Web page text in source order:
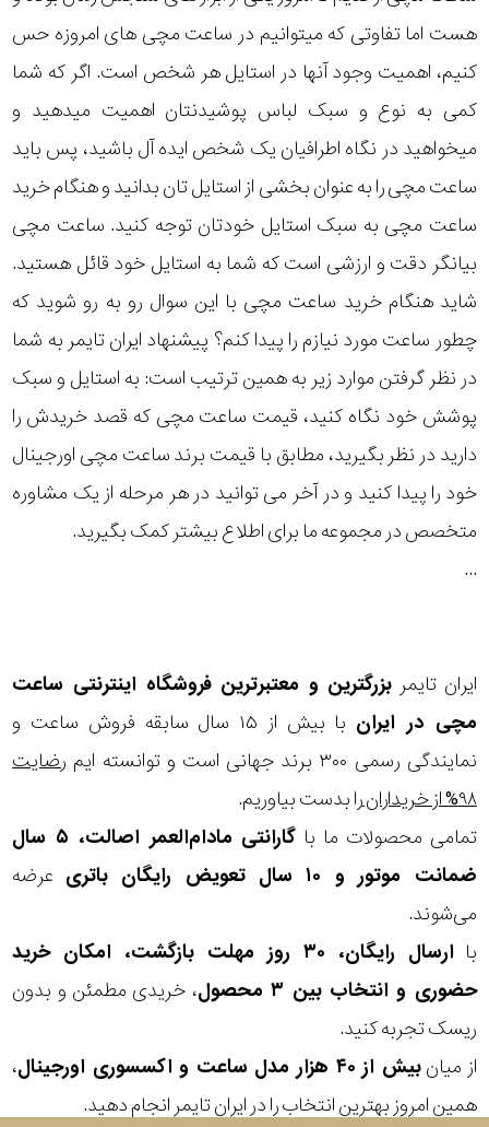
هست اما تفاوتی که میتوانیم در ساعت مچی های امروزه حس
کنیم، اهمیت وجود آنها در استایل هر شخص است. اگر که شما
کمی به نوع و سبک لباس پوشیدنتان اهمیت میدهید و
میخواهید در نگاه اطرافیان یک شخص ایده آل باشید، پس باید
ساعت مچی را به عنوان بخشی از استایل تان بدانید و هنگام خرید
ساعت مچی به سبک استایل خودتان توجه کنید. ساعت مچی
بیانگر دقت و ارزشی است که شما به استایل خود قائل هستید.
شاید هنگام خرید ساعت مچی با این سوال رو به رو شوید که
چطور ساعت مورد نیازم را پیدا کنم؟ پیشنهاد ایران تایمر به شما
در نظر گرفتن موارد زیر به همین ترتیب است: به استایل و سبک
پوشش خود نگاه کنید، قیمت ساعت مچی که قصد خریدش را
دارید در نظر بگیرید، مطابق با قیمت برند ساعت مچی اورجینال
خود را پیدا کنید و در آخر می توانید در هر مرحله از یک مشاوره
متخصص در مجموعه ما برای اطلاع بیشتر کمک بگیرید.
...
ایران تایمر بزرگترین و معتبرترین فروشگاه اینترنتی ساعت
مچی در ایران
با بیش از ۱۵ سال سابقه فروش ساعت و
نمایندگی رسمی ۳۰۰ برند جهانی است و توانسته ایم
رضایت
۹۸% از خریداران
را بدست بیاوریم.
تمامی محصولات ما با
گارانتی مادام‌العمر اصالت، ۵ سال
ضمانت موتور و ۱۰ سال تعویض رایگان باتری
عرضه
می‌شوند.
با
ارسال رایگان، ۳۰ روز مهلت بازگشت، امکان خرید
حضوری و انتخاب بین ۳ محصول
، خریدی مطمئن و بدون
ریسک تجربه کنید.
از میانبیش از ۴۰ هزار مدل ساعت و اکسسوری اورجینال
،
همین امروز بهترین انتخاب را در ایران تایمر انجام دهید.
تیسوت
مازراتی
نمایش
بیشتر...
طرح
طرح
صفحه
مقاوم
در
برابر
آب
ضربان
قلب
نمایش
نوع
موتور
بکار
رفته
در
ساعت